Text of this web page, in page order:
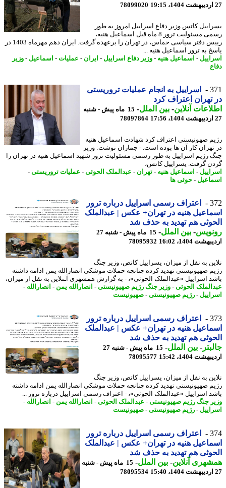
78099020
کاتس وزیر دفاع اسراییل امروز به طور
رسمی مسئولیت ترور 8 ماه قبل اسماعیل هنیه،
رییس دفتر سیاسی حماس، در تهران را برعهده گرفت. ایران دهم مهرماه 1403 در
به ترور اسماعیل هنیه ...
-اسماعیل هنیه -وزیر دفاع اسراییل -ایران - عملیات-اسماعیل-وزیر
اسراییل به انجام عملیات تروریستی
تهران اعتراف کرد
آنلاین-بین الملل-
15 ماه پیش - شنبه
78097864
صهونیستی اعتراف کرد شهادت اسماعیل هنیه
کار آن ها بوده است. - جماران نوشت: وزیر
رژیم اسراییل به طور رسمی مسئولیت ترور شهید اسماعیل هنیه در تهران را
گرفت. یسراییل کاتس،
-اسماعیل هنیه -تهران- عبدالملک الحوثی-عملیات تروریستی-
-حوثی ها
اعتراف رسمی اسراییل درباره ترور
هنیه در تهران+ عکس | عبدالملک
هم تهدید به حذف شد
-بین الملل-
15 ماه پیش - شنبه 27
1404، 16:02
78095932
به نقل از میزان، یسراییل کاتص، وزیر جنگ
صهیونیستی تهدید کرده چنانچه حملات موشکی انصارالله یمن ادامه داشته
اسراییل «عبدالملک الحوثی»، - به گزارش همشهری آـنلاین به نقل از میزان،
الحوثی-وزیر جنگ رژیم صهیونیستی-انصارالله یمن -انصارالله-
-رژیم صهیونیستی-صهیونیست
اعتراف رسمی اسراییل درباره ترور
هنیه در تهران+ عکس | عبدالملک
هم تهدید به حذف شد
-بین الملل-
15 ماه پیش - شنبه 27
1404، 15:42
78095577
به نقل از میزان، یسراییل کاتص، وزیر جنگ
صهیونیستی تهدید کرده چنانچه حملات موشکی انصارالله یمن ادامه داشته
اسراییل «عبدالملک الحوثی»، - اعتراف رسمی اسراییل درباره ترور ...
جنگ رژیم صهیونیستی-عبدالملک الحوثی-انصارالله یمن -انصارالله-
-رژیم صهیونیستی-صهیونیست
اعتراف رسمی اسراییل درباره ترور
هنیه در تهران+ عکس | عبدالملک
هم تهدید به حذف شد
آنلاین-بین الملل-
15 ماه پیش - شنبه
78095534